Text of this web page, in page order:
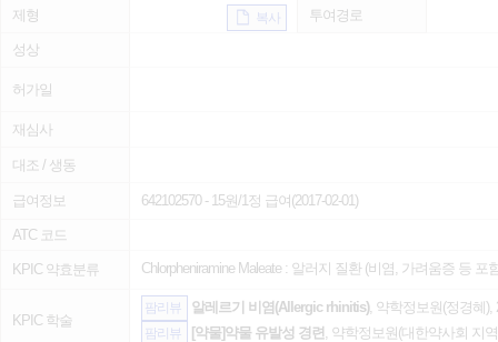
제형 복사 투여경로
성상
허가일
재심사
대조 / 생동
급여정보 642102570- 15원/1정 급여(2017-02-01)
ATC 코드
KPIC 약효분류 Chlorpheniramine Maleate : 알러지 질환 (비염, 가려움증 등 포
KPIC 학술
팜리뷰 알레르기 비염(Allergic rhinitis), 약학정보원(정경혜),
팜리뷰 [약물]약물 유발성 경련, 약학정보원(대한약사회 지